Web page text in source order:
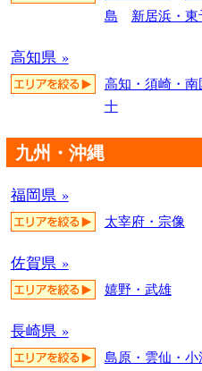
島
新居浜・東
高知県 »
高知・須崎・南
十
九州・沖縄
福岡県 »
太宰府・宗像
佐賀県 »
嬉野・武雄
長崎県 »
島原・雲仙・小